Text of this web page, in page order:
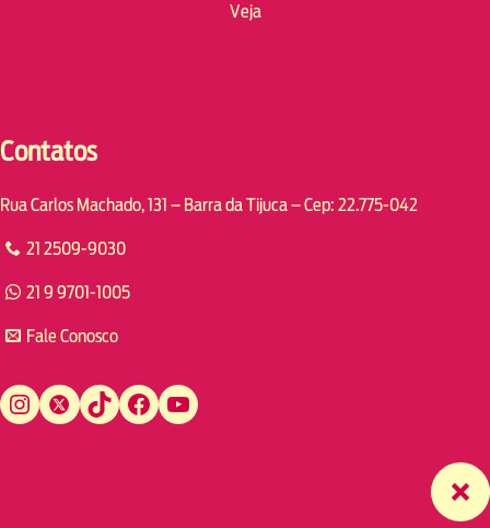
Veja
Contatos
Rua Carlos Machado, 131 – Barra da Tijuca – Cep: 22.775-042
21 2509-9030
21 9 9701-1005
Fale Conosco
Instagram Twitter TikTok Facebook YouTube